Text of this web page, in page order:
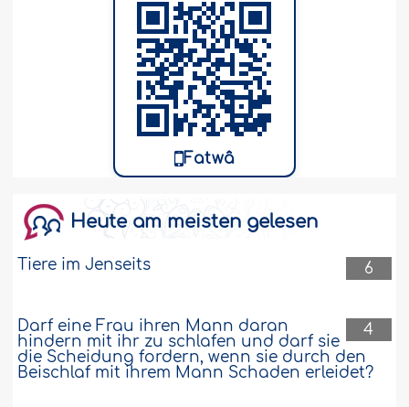
Fatwâ
Heute am meisten gelesen
6
Tiere im Jenseits
4
Darf eine Frau ihren Mann daran
hindern mit ihr zu schlafen und darf sie
die Scheidung fordern, wenn sie durch den
Beischlaf mit ihrem Mann Schaden erleidet?